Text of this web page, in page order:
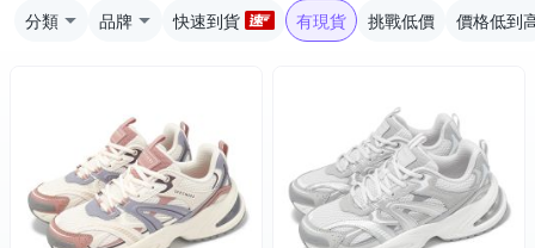
分類 品牌 快速到貨 有現貨 挑戰低價 價格低到